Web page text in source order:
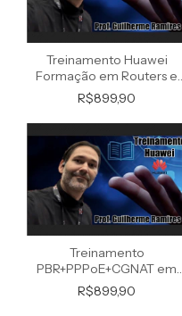
Treinamento Huawei
Formação em Routers e
Switches (Gravado)
R$899,90
Treinamento
PBR+PPPoE+CGNAT em
Huawei (Gravado)
R$899,90